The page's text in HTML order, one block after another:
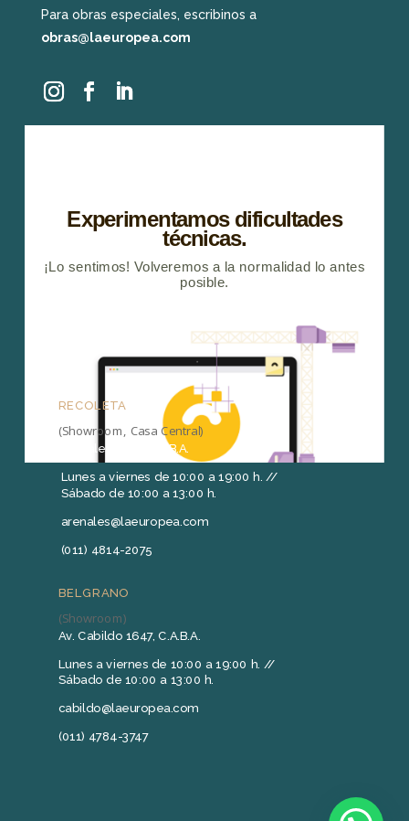
Para obras especiales, escribinos a
obras@laeuropea.com
RECOLETA
(Showroom, Casa Central)
Arenales 1415, C.A.B.A.
Lunes a viernes de 10:00 a 19:00 h. //
Sábado de 10:00 a 13:00 h.
arenales@laeuropea.com
(011) 4814-2075
BELGRANO
(Showroom)
Av. Cabildo 1647, C.A.B.A.
Lunes a viernes de 10:00 a 19:00 h. //
Sábado de 10:00 a 13:00 h.
cabildo@laeuropea.com
(011) 4784-3747